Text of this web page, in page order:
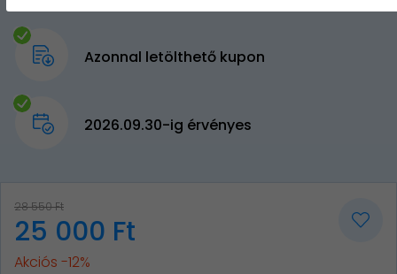
Azonnal letölthető kupon
2026.09.30-ig érvényes
28 550 Ft
25 000 Ft
Akciós -12%